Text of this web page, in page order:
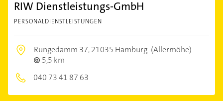
RIW Dienstleistungs-GmbH
PERSONALDIENSTLEISTUNGEN
Rungedamm 37,21035 Hamburg (Allermöhe)
5,5 km
040 73 41 87 63